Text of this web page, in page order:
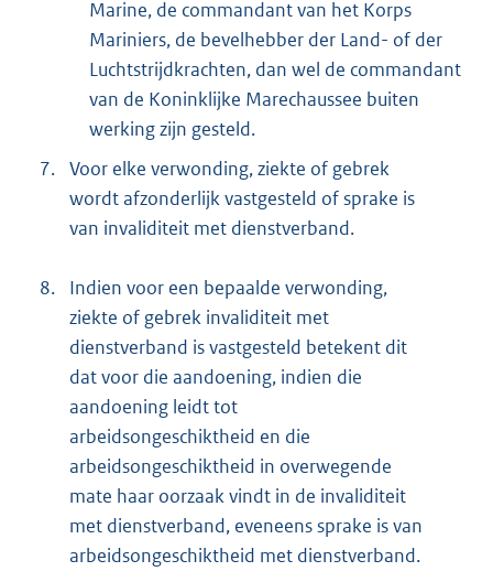
Marine, de commandant van het Korps
Mariniers, de bevelhebber der Land- of der
Luchtstrijdkrachten, dan wel de commandant
van de Koninklijke Marechaussee buiten
werking zijn gesteld.
7. Voor elke verwonding, ziekte of gebrek
wordt afzonderlijk vastgesteld of sprake is
van invaliditeit met dienstverband.
8.
Indien voor een bepaalde verwonding,
ziekte of gebrek invaliditeit met
dienstverband is vastgesteld betekent dit
dat voor die aandoening, indien die
aandoening leidt tot
arbeidsongeschiktheid en die
arbeidsongeschiktheid in overwegende
mate haar oorzaak vindt in de invaliditeit
met dienstverband, eveneens sprake is van
arbeidsongeschiktheid met dienstverband.